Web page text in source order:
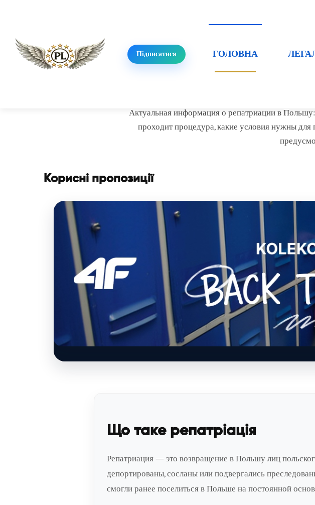
Підписатися ГОЛОВНА
Репатріація
Актуальная информация о репатриации в
проходит процедура, какие условия нужны
Корисні пропозиції
Що таке репатріація
Репатриация — это возвращение в Польшу лиц
депортированы, сосланы или подвергались
смогли ранее поселиться в Польше на постоянной